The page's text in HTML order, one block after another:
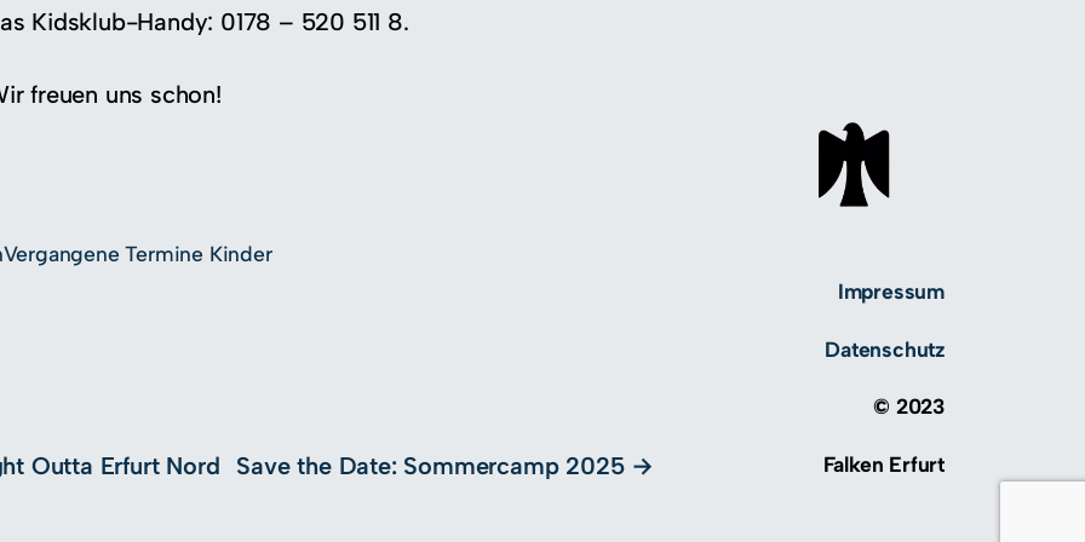
Kidsklub-Handy: 0178 – 520 511 8.
freuen uns schon!
Vergangene Termine Kinder
Outta Erfurt Nord Save the Date: Sommercamp 2025
Impressum
Datenschutz
© 2023
Falken Erfurt